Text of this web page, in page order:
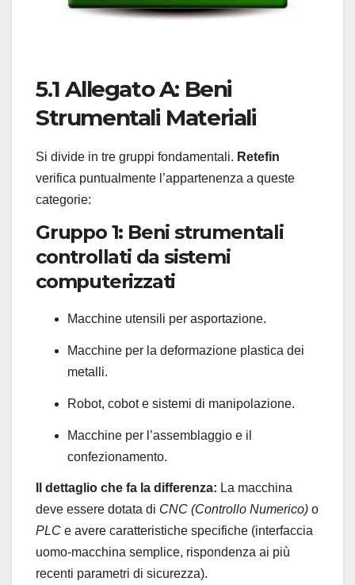
5.1 Allegato A: Beni
Strumentali Materiali
Si divide in tre gruppi fondamentali. Retefin
verifica puntualmente l’appartenenza a queste
categorie:
Gruppo 1: Beni strumentali
controllati da sistemi
computerizzati
Macchine utensili per asportazione.
Macchine per la deformazione plastica dei
metalli.
Robot, cobot e sistemi di manipolazione.
Macchine per l’assemblaggio e il
confezionamento.
Il dettaglio che fa la differenza: La macchina
deve essere dotata di CNC (Controllo Numerico) o
PLC e avere caratteristiche specifiche (interfaccia
uomo-macchina semplice, rispondenza ai più
recenti parametri di sicurezza).